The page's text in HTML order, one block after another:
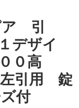
引
デザイ
０高
左引用 錠
付